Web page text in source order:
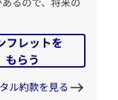
フレットを
もらう
ル約款を見る